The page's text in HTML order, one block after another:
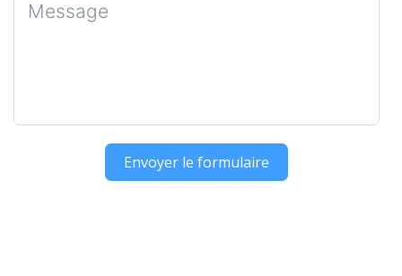
Envoyer le formulaire